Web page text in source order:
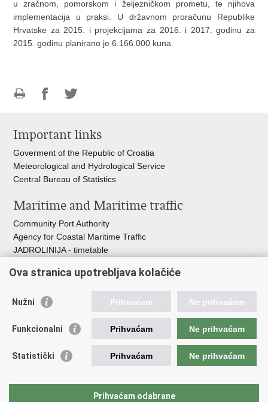
u zračnom, pomorskom i željezničkom prometu, te njihova
implementacija u praksi. U državnom proračunu Republike
Hrvatske za 2015. i projekcijama za 2016. i 2017. godinu za
2015. godinu planirano je 6.166.000 kuna.
page
FacebookTwitteru
Important links
Goverment of the Republic of Croatia
Meteorological and Hydrological Service
Central Bureau of Statistics
Maritime and Maritime traffic
Community Port Authority
Agency for Coastal Maritime Traffic
JADROLINIJA - timetable
Croatian Motorways
Bus station Zagreb
Craotian Railways Passenger Transport
Zagreb International Airport - Franjo Tuđman
Ova stranica upotrebljava kolačiće
Nužni Prihvaćam Ne prihvaćam
Funkcionalni Prihvaćam Ne prihvaćam
Statistički Prihvaćam Ne prihvaćam
Prihvaćam odabrane